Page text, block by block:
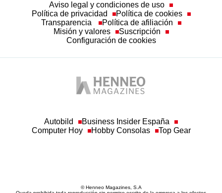
Aviso legal y condiciones de uso
Política de privacidad
Política de cookies
Transparencia
Política de afiliación
Misión y valores
Suscripción
Configuración de cookies
Autobild
Business Insider España
Computer Hoy
Hobby Consolas Top Gear
© Henneo Magazines, S.A